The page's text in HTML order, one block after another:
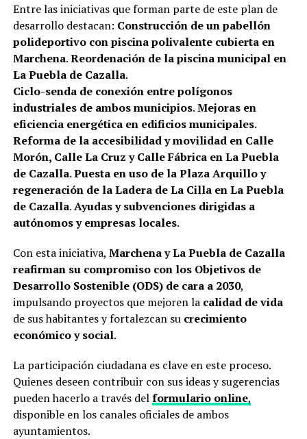
Entre las iniciativas que forman parte de este plan de
desarrollo destacan: Construcción de un pabellón
polideportivo con piscina polivalente cubierta en
Marchena.Reordenación de la piscina municipal en
La Puebla de Cazalla.
Ciclo-senda de conexión entre polígonos
industriales de ambos municipios.Mejoras en
eficiencia energética en edificios municipales.
Reforma de la accesibilidad y movilidad en Calle
Morón, Calle La Cruz y Calle Fábrica en La Puebla
de Cazalla.Puesta en uso de la Plaza Arquillo y
regeneración de la Ladera de La Cilla en La Puebla
de Cazalla.Ayudas y subvenciones dirigidas a
autónomos y empresas locales.
Con esta iniciativa, Marchena y La Puebla de Cazalla
reafirman su compromiso con los Objetivos de
Desarrollo Sostenible (ODS) de cara a 2030,
impulsando proyectos que mejoren la calidad de vida
de sus habitantes y fortalezcan su crecimiento
económico y social.
La participación ciudadana es clave en este proceso.
Quienes deseen contribuir con sus ideas y sugerencias
pueden hacerlo a través delformulario online,
disponible en los canales oficiales de ambos
ayuntamientos.